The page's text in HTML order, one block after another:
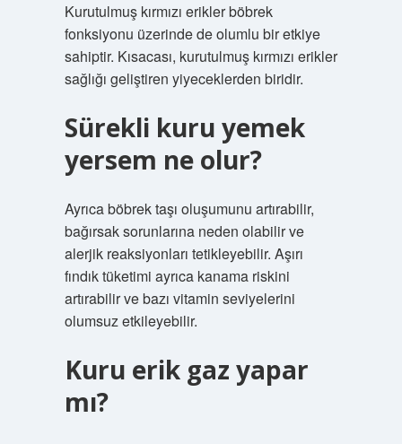
Kurutulmuş kırmızı erikler böbrek
fonksiyonu üzerinde de olumlu bir etkiye
sahiptir. Kısacası, kurutulmuş kırmızı erikler
sağlığı geliştiren yiyeceklerden biridir.
Sürekli kuru yemek
yersem ne olur?
Ayrıca böbrek taşı oluşumunu artırabilir,
bağırsak sorunlarına neden olabilir ve
alerjik reaksiyonları tetikleyebilir. Aşırı
fındık tüketimi ayrıca kanama riskini
artırabilir ve bazı vitamin seviyelerini
olumsuz etkileyebilir.
Kuru erik gaz yapar
mı?